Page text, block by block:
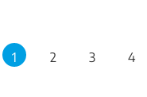
1 2 3 4